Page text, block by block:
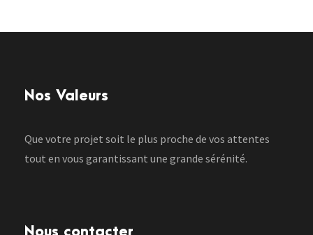
Nos Valeurs
Que votre projet soit le plus proche de vos attentes
tout en vous garantissant une grande sérénité.